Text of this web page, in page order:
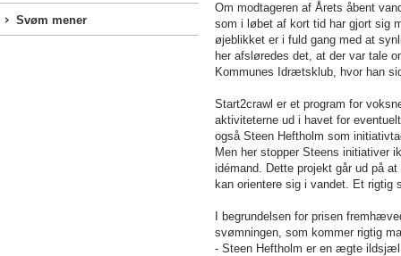
Svøm mener
Om modtageren af Årets åbent
som i løbet af kort tid har gjort sig
øjeblikket er i fuld gang med at
her afsløredes det, at der var tale
Kommunes Idrætsklub, hvor han
Start2crawl er et program for
aktiviteterne ud i havet for
også Steen Heftholm som
Men her stopper Steens initiativer
idémand. Dette projekt går ud på
kan orientere sig i vandet. Et
I begrundelsen for prisen
svømningen, som kommer rigtig
- Steen Heftholm er en ægte